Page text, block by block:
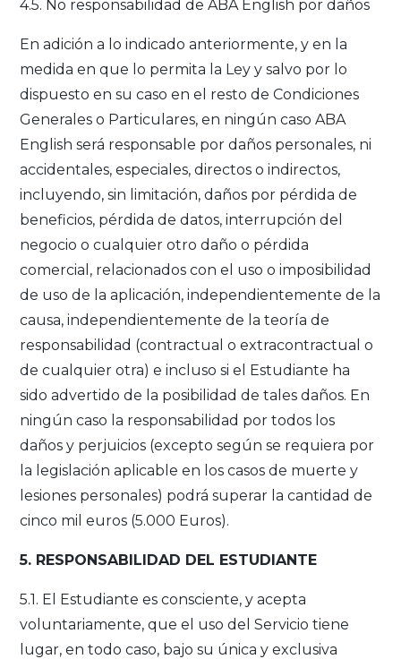
4.5. No responsabilidad de ABA English por daños
En adición a lo indicado anteriormente, y en la
medida en que lo permita la Ley y salvo por lo
dispuesto en su caso en el resto de Condiciones
Generales o Particulares, en ningún caso ABA
English será responsable por daños personales, ni
accidentales, especiales, directos o indirectos,
incluyendo, sin limitación, daños por pérdida de
beneficios, pérdida de datos, interrupción del
negocio o cualquier otro daño o pérdida
comercial, relacionados con el uso o imposibilidad
de uso de la aplicación, independientemente de la
causa, independientemente de la teoría de
responsabilidad (contractual o extracontractual o
de cualquier otra) e incluso si el Estudiante ha
sido advertido de la posibilidad de tales daños. En
ningún caso la responsabilidad por todos los
daños y perjuicios (excepto según se requiera por
la legislación aplicable en los casos de muerte y
lesiones personales) podrá superar la cantidad de
cinco mil euros (5.000 Euros).
5. RESPONSABILIDAD DEL ESTUDIANTE
5.1. El Estudiante es consciente, y acepta
voluntariamente, que el uso del Servicio tiene
lugar, en todo caso, bajo su única y exclusiva